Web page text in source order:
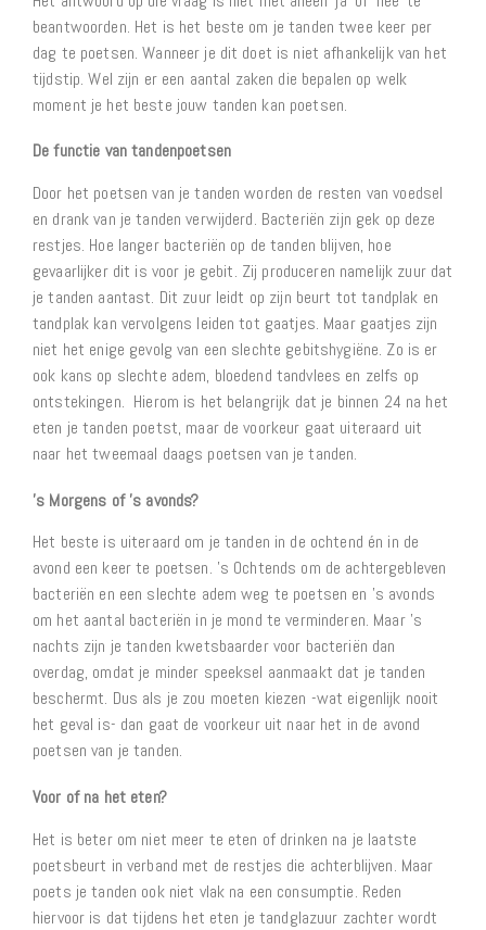
beantwoorden. Het is het beste om je tanden twee keer per
dag te poetsen. Wanneer je dit doet is niet afhankelijk van het
tijdstip. Wel zijn er een aantal zaken die bepalen op welk
moment je het beste jouw tanden kan poetsen.
De functie van tandenpoetsen
Door het poetsen van je tanden worden de resten van voedsel
en drank van je tanden verwijderd. Bacteriën zijn gek op deze
restjes. Hoe langer bacteriën op de tanden blijven, hoe
gevaarlijker dit is voor je gebit. Zij produceren namelijk zuur dat
je tanden aantast. Dit zuur leidt op zijn beurt tot tandplak en
tandplak kan vervolgens leiden tot gaatjes. Maar gaatjes zijn
niet het enige gevolg van een slechte gebitshygiëne. Zo is er
ook kans op slechte adem, bloedend tandvlees en zelfs op
ontstekingen. Hierom is het belangrijk dat je binnen 24 na het
eten je tanden poetst, maar de voorkeur gaat uiteraard uit
naar het tweemaal daags poetsen van je tanden.
’s Morgens of ’s avonds?
Het beste is uiteraard om je tanden in de ochtend én in de
avond een keer te poetsen. ’s Ochtends om de achtergebleven
bacteriën en een slechte adem weg te poetsen en ’s avonds
om het aantal bacteriën in je mond te verminderen. Maar ’s
nachts zijn je tanden kwetsbaarder voor bacteriën dan
overdag, omdat je minder speeksel aanmaakt dat je tanden
beschermt. Dus als je zou moeten kiezen -wat eigenlijk nooit
het geval is- dan gaat de voorkeur uit naar het in de avond
poetsen van je tanden.
Voor of na het eten?
Het is beter om niet meer te eten of drinken na je laatste
poetsbeurt in verband met de restjes die achterblijven. Maar
poets je tanden ook niet vlak na een consumptie. Reden
hiervoor is dat tijdens het eten je tandglazuur zachter wordt